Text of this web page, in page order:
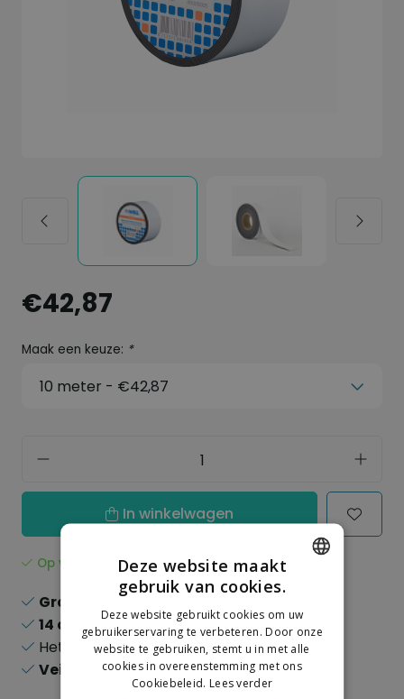
€42,87
Maak een keuze: *
In winkelwagen
Op voorraad
Gratis verzending
14 dagenrecht op retour
Het
grootste assortiment
Veilig
online betalen
DUTCH
GERMAN
Deze website maakt
gebruik van cookies.
Deze website gebruikt cookies om uw
gebruikerservaring te verbeteren. Door onze
website te gebruiken, stemt u in met alle
cookies in overeenstemming met ons
Cookiebeleid. Lees verder